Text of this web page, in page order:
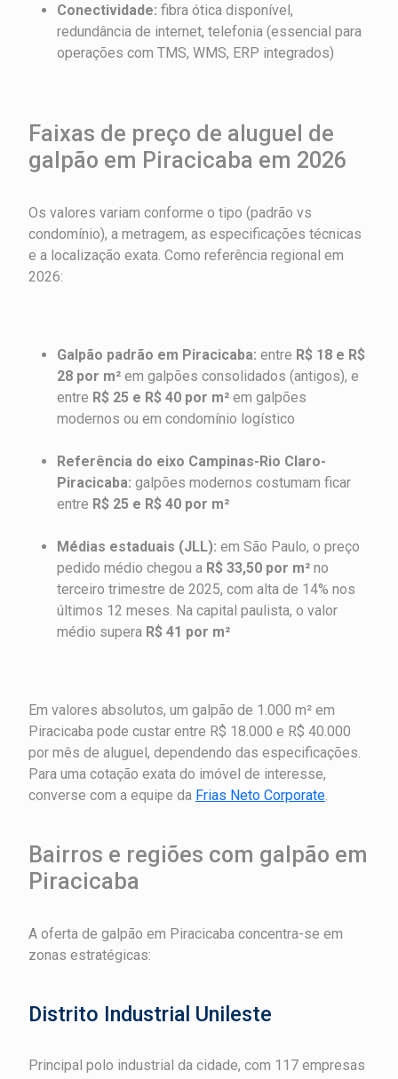
Conectividade: fibra ótica disponível,
redundância de internet, telefonia (essencial para
operações com TMS, WMS, ERP integrados)
Faixas de preço de aluguel de
galpão em Piracicaba em 2026
Os valores variam conforme o tipo (padrão vs
condomínio), a metragem, as especificações técnicas
e a localização exata. Como referência regional em
2026:
Galpão padrão em Piracicaba: entre R$ 18 e R$
28 por m² em galpões consolidados (antigos), e
entre R$ 25 e R$ 40 por m² em galpões
modernos ou em condomínio logístico
Referência do eixo Campinas-Rio Claro-
Piracicaba: galpões modernos costumam ficar
entre R$ 25 e R$ 40 por m²
Médias estaduais (JLL): em São Paulo, o preço
pedido médio chegou a R$ 33,50 por m² no
terceiro trimestre de 2025, com alta de 14% nos
últimos 12 meses. Na capital paulista, o valor
médio supera R$ 41 por m²
Em valores absolutos, um galpão de 1.000 m² em
Piracicaba pode custar entre R$ 18.000 e R$ 40.000
por mês de aluguel, dependendo das especificações.
Para uma cotação exata do imóvel de interesse,
converse com a equipe da Frias Neto Corporate.
Bairros e regiões com galpão em
Piracicaba
A oferta de galpão em Piracicaba concentra-se em
zonas estratégicas:
Distrito Industrial Unileste
Principal polo industrial da cidade, com 117 empresas